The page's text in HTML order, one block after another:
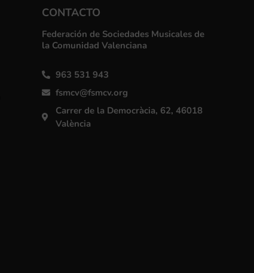
CONTACTO
Federación de Sociedades Musicales de
la Comunidad Valenciana
963 531 943
fsmcv@fsmcv.org
Carrer de la Democràcia, 62, 46018
València